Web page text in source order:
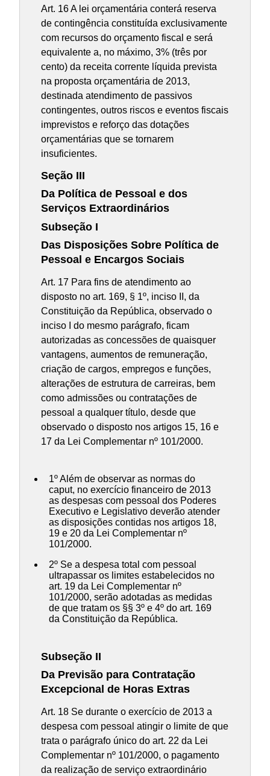
Art. 16 A lei orçamentária conterá reserva
de contingência constituída exclusivamente
com recursos do orçamento fiscal e será
equivalente a, no máximo, 3% (três por
cento) da receita corrente líquida prevista
na proposta orçamentária de 2013,
destinada atendimento de passivos
contingentes, outros riscos e eventos fiscais
imprevistos e reforço das dotações
orçamentárias que se tornarem
insuficientes.
Seção III
Da Política de Pessoal e dos
Serviços Extraordinários
Subseção I
Das Disposições Sobre Política de
Pessoal e Encargos Sociais
Art. 17 Para fins de atendimento ao
disposto no art. 169, § 1º, inciso II, da
Constituição da República, observado o
inciso I do mesmo parágrafo, ficam
autorizadas as concessões de quaisquer
vantagens, aumentos de remuneração,
criação de cargos, empregos e funções,
alterações de estrutura de carreiras, bem
como admissões ou contratações de
pessoal a qualquer título, desde que
observado o disposto nos artigos 15, 16 e
17 da Lei Complementar nº 101/2000.
1º Além de observar as normas do
caput, no exercício financeiro de 2013
as despesas com pessoal dos Poderes
Executivo e Legislativo deverão atender
as disposições contidas nos artigos 18,
19 e 20 da Lei Complementar nº
101/2000.
2º Se a despesa total com pessoal
ultrapassar os limites estabelecidos no
art. 19 da Lei Complementar nº
101/2000, serão adotadas as medidas
de que tratam os §§ 3º e 4º do art. 169
da Constituição da República.
Subseção II
Da Previsão para Contratação
Excepcional de Horas Extras
Art. 18 Se durante o exercício de 2013 a
despesa com pessoal atingir o limite de que
trata o parágrafo único do art. 22 da Lei
Complementar nº 101/2000, o pagamento
da realização de serviço extraordinário